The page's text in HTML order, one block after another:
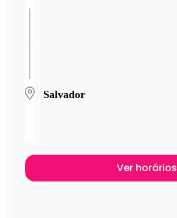
Salvador
Ver horários